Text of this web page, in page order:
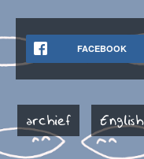
FACEBOOK
archief English